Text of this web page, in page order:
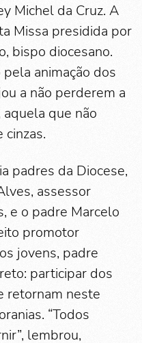
Michel da Cruz. A
Missa presidida por
bispo diocesano.
animação dos
a não perderem a
que não
padres da Diocese,
assessor
e o padre Marcelo
promotor
jovens, padre
participar dos
retornam neste
“Todos
lembrou,